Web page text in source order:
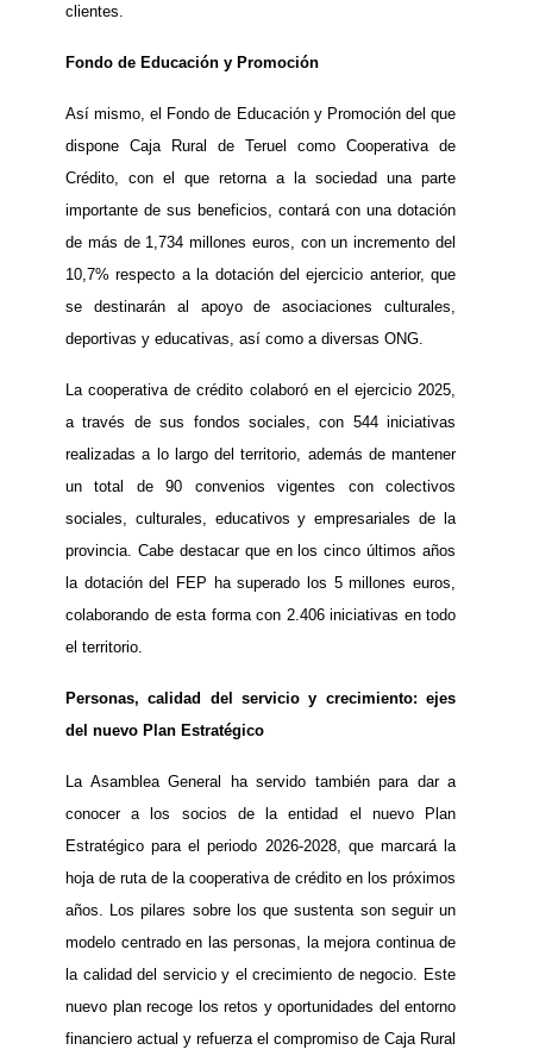
clientes.
Fondo de Educación y Promoción
Así mismo, el Fondo de Educación y Promoción del que
dispone Caja Rural de Teruel como Cooperativa de
Crédito, con el que retorna a la sociedad una parte
importante de sus beneficios, contará con una dotación
de más de 1,734 millones euros, con un incremento del
10,7% respecto a la dotación del ejercicio anterior, que
se destinarán al apoyo de asociaciones culturales,
deportivas y educativas, así como a diversas ONG.
La cooperativa de crédito colaboró en el ejercicio 2025,
a través de sus fondos sociales, con 544 iniciativas
realizadas a lo largo del territorio, además de mantener
un total de 90 convenios vigentes con colectivos
sociales, culturales, educativos y empresariales de la
provincia. Cabe destacar que en los cinco últimos años
la dotación del FEP ha superado los 5 millones euros,
colaborando de esta forma con 2.406 iniciativas en todo
el territorio.
Personas, calidad del servicio y crecimiento: ejes
del nuevo Plan Estratégico
La Asamblea General ha servido también para dar a
conocer a los socios de la entidad el nuevo Plan
Estratégico para el periodo 2026-2028, que marcará la
hoja de ruta de la cooperativa de crédito en los próximos
años. Los pilares sobre los que sustenta son seguir un
modelo centrado en las personas, la mejora continua de
la calidad del servicio y el crecimiento de negocio. Este
nuevo plan recoge los retos y oportunidades del entorno
financiero actual y refuerza el compromiso de Caja Rural